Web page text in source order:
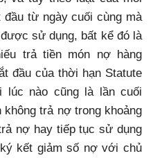
từ ngày cuối cùng mà
sử dụng, bất kể đó là
trả tiền món nợ hàng
đầu của thời hạn Statute
lúc nào cũng là lần cuối
trả nợ trong khoảng
nợ hay tiếp tục sử dụng
kết giảm số nợ với chủ